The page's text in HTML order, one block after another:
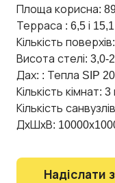
Площа корисна:
Терраса : 6,5 і
Кількість
Висота стелі: 3,0-
Дах: : Тепла SIP
Кількість кімнат:
Кількість
ДxШxВ:
Надіслати